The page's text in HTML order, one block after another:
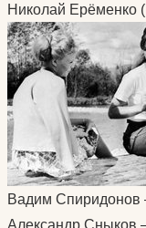
Николай Ерёменко
Вадим Спиридонов
Александр